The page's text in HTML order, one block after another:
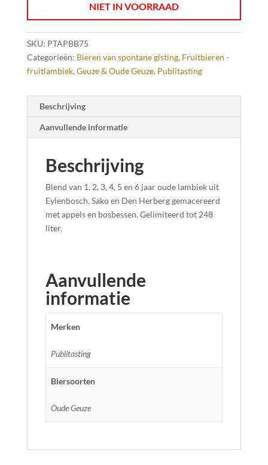
NIET IN VOORRAAD
SKU: PTAPBB75
Categorieën: Bieren van spontane gisting, Fruitbieren -
fruitlambiek, Geuze & Oude Geuze, Publitasting
Beschrijving
Aanvullende informatie
Beschrijving
Blend van 1, 2, 3, 4, 5 en 6 jaar oude lambiek uit
Eylenbosch, Sako en Den Herberg gemacereerd
met appels en bosbessen. Gelimiteerd tot 248
liter.
Aanvullende
informatie
Merken
Publitasting
Biersoorten
Oude Geuze